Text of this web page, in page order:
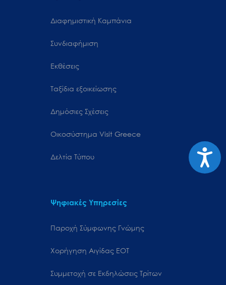
Διαφημιστική Καμπάνια
Συνδιαφήμιση
Εκθέσεις
Ταξίδια εξοικείωσης
Δημόσιες Σχέσεις
Oικοσύστημα Visit Greece
Δελτία Τύπου
Ψηφιακές Υπηρεσίες
Παροχή Σύμφωνης Γνώμης
Χορήγηση Αιγίδας ΕΟΤ
Συμμετοχή σε Εκδηλώσεις Τρίτων